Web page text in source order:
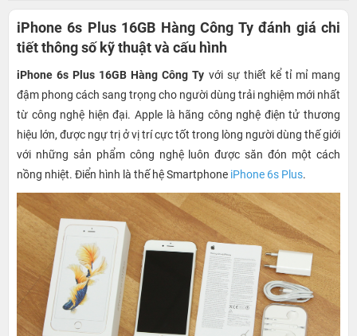
iPhone 6s Plus 16GB Hàng Công Ty đánh giá chi
tiết thông số kỹ thuật và cấu hình
iPhone 6s Plus 16GB Hàng Công Ty với sự thiết kể tỉ mỉ mang
đậm phong cách sang trọng cho người dùng trải nghiệm mới nhất
từ công nghệ hiện đại. Apple là hãng công nghệ điện tử thương
hiệu lớn, được ngự trị ở vị trí cực tốt trong lòng người dùng thế giới
với những sản phẩm công nghệ luôn được săn đón một cách
nồng nhiệt. Điển hình là thế hệ Smartphone iPhone 6s Plus.